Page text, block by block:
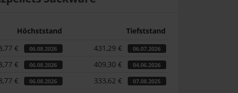
Höchststand
Tiefststand
€ 06.08.2026 431,29 € 06.07.2026
€ 06.08.2026 409,30 € 04.06.2026
€ 06.08.2026 333,62 € 07.08.2025